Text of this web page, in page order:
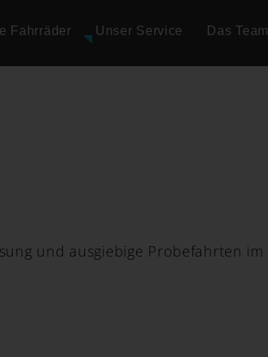
Fahrräder Unser Service Das Team
und ausgiebige Probefahrten im